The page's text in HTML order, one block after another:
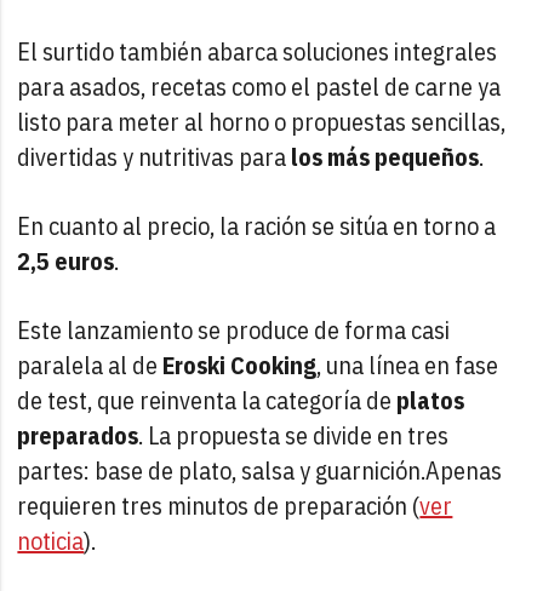
El surtido también abarca soluciones integrales
para asados, recetas como el pastel de carne ya
listo para meter al horno o propuestas sencillas,
divertidas y nutritivas paralos más pequeños.
En cuanto al precio, la ración se sitúa en torno a
2,5 euros.
Este lanzamiento se produce de forma casi
paralela al de Eroski Cooking, una línea en fase
de test, que reinventa la categoría de platos
preparados. La propuesta se divide en tres
partes: base de plato, salsa y guarnición.Apenas
requieren tres minutos de preparación (ver
noticia).